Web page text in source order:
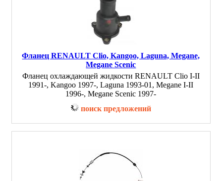
Фланец RENAULT Clio, Kangoo, Laguna, Megane,
Megane Scenic
Фланец охлаждающей жидкости RENAULT Clio I-II
1991-, Kangoo 1997-, Laguna 1993-01, Megane I-II
1996-, Megane Scenic 1997-
поиск предложений